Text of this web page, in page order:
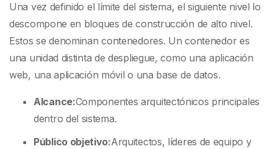
Una vez definido el límite del sistema, el siguiente nivel lo
descompone en bloques de construcción de alto nivel.
Estos se denominan contenedores. Un contenedor es
una unidad distinta de despliegue, como una aplicación
web, una aplicación móvil o una base de datos.
Alcance:Componentes arquitectónicos principales
dentro del sistema.
Público objetivo:Arquitectos, líderes de equipo y